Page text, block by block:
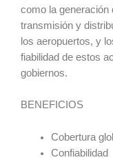
como la generación
transmisión y
los aeropuertos, y
fiabilidad de estos
gobiernos.
BENEFICIOS
Cobertura
Confiabilidad